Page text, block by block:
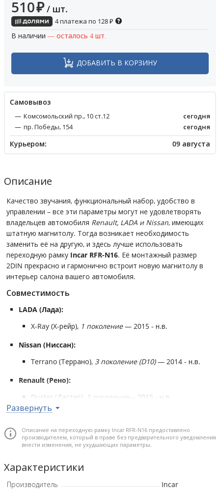
510₽ / шт.
4 платежа по 128₽
В наличии — осталось 4 шт.
ДОБАВИТЬ В КОРЗИНУ
Cамовывоз
Комсомольский пр., 10 ст.12
сегодня
пр. Победы, 154
сегодня
Курьером: 09 августа
Описание
Качество звучания, функциональный набор, удобство в
управлении – все эти параметры могут не удовлетворять
владельцев автомобиля Renault, LADA и Nissan, имеющих
штатную магнитолу. Тогда возникает необходимость
заменить её на другую, и здесь лучше использовать
переходную рамку Incar RFR-N16. Её монтажный размер
2DIN прекрасно и гармонично встроит новую магнитолу в
интерьер салона вашего автомобиля.
Совместимость
LADA (Лада):
X-Ray (Х-рейр), 1 поколение— 2015 - н.в.
Nissan (Ниссан):
Terrano (Террано), 3 поколение (D10)— 2014 - н.в.
Renault (Рено):
Duster (Дастер),
1 поколение — 2015 - н.в.
Sandero (Сандеро),
Развернуть
Описание на переходную рамку Incar RFR-N16 предоставлено
производителем, который в праве без предварительного уведомления
внести изменения, не ухудшающих параметры.
Характеристики
Производитель
Incar